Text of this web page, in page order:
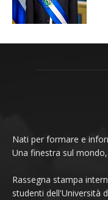
Nati per formare e
Una finestra sul
Rassegna stampa
studenti dell'Università